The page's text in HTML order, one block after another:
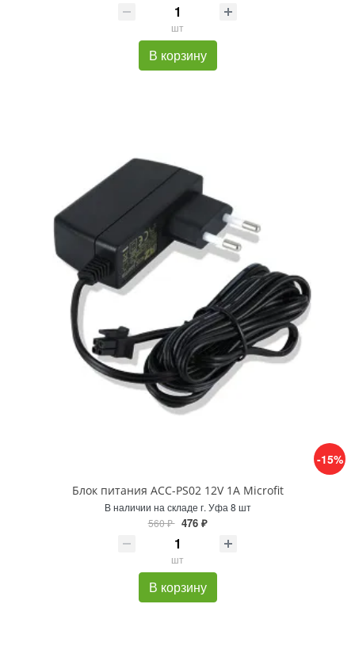
шт
В корзину
-15%
Блок питания ACC-PS02 12V 1A Microfit
В наличии на складе г. Уфа 8 шт
560 ₽ 476 ₽
шт
В корзину